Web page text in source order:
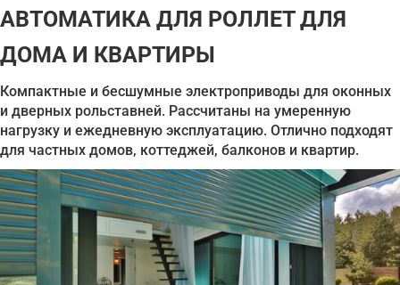
АВТОМАТИКА ДЛЯ РОЛЛЕТ ДЛЯ
ДОМА И КВАРТИРЫ
Компактные и бесшумные электроприводы для оконных
и дверных рольставней. Рассчитаны на умеренную
нагрузку и ежедневную эксплуатацию. Отлично подходят
для частных домов, коттеджей, балконов и квартир.